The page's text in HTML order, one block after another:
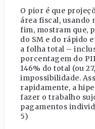
O pior é que
área fiscal, usando
fim, mostram que,
do SM e do rápido
a folha total –
porcentagem do
146% do total (ou
impossibilidade.
rapidamente, a
fazer o trabalho
pagamentos
5)